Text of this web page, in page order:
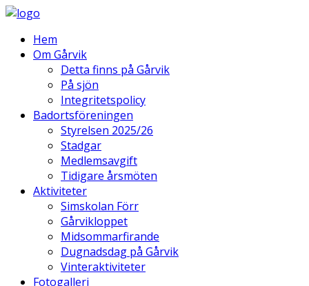
Hem
Om Gårvik
Detta finns på Gårvik
På sjön
Integritetspolicy
Badortsföreningen
Styrelsen 2025/26
Stadgar
Medlemsavgift
Tidigare årsmöten
Aktiviteter
Simskolan Förr
Gårvikloppet
Midsommarfirande
Dugnadsdag på Gårvik
Vinteraktiviteter
Fotogalleri